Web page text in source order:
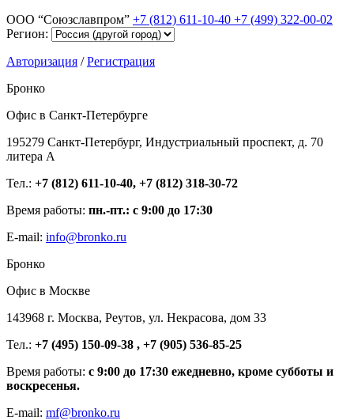
ООО “Союзславпром” +7 (812) 611-10-40 +7 (499) 322-00-02
Регион:
Авторизация /Регистрация
Бронко
Офис в Санкт-Петербурге
195279 Санкт-Петербург, Индустриальный проспект, д. 70
литера А
Тел.: +7 (812) 611-10-40, +7 (812) 318-30-72
Время работы: пн.-пт.: с 9:00 до 17:30
E-mail: info@bronko.ru
Бронко
Офис в Москве
143968 г. Москва, Реутов, ул. Некрасова, дом 33
Тел.: +7 (495) 150-09-38 , +7 (905) 536-85-25
Время работы: с 9:00 до 17:30 ежедневно, кроме субботы и
воскресенья.
E-mail: mf@bronko.ru